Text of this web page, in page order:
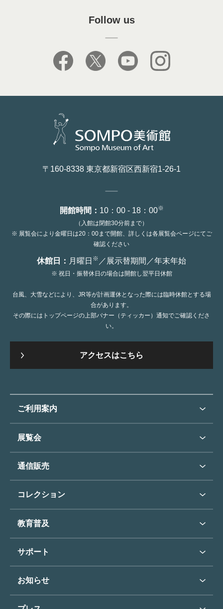
Follow us
〒160-8338 東京都新宿区西新宿1-26-1
開館時間： 10：00 - 18：00※
（入館は閉館30分前まで）
※ 展覧会により金曜日は20：00まで開館、詳しくは各展覧会ページにてご
確認ください
休館日： 月曜日 ※ ／展示替期間／年末年始
※ 祝日・振替休日の場合は開館し翌平日休館
台風、大雪などにより、JR等が計画運休となった際には臨時休館とする場
合があります。
その際にはトップページの上部バナー（ティッカー）通知でご確認くださ
い。
アクセスはこちら
ご利用案内
ご利用案内トップ
開館時間・休館日
アクセス
団体のご利用について
バリアフリー／小さなお子様
フロアマップ
展覧会
展覧会・イベントトップ
次回の展覧会
展覧会スケジュール
過去の展覧会
通信販売
通信販売トップ
コレクション
コレクショントップ
東郷青児
コレクションハイライト
教育普及
教育普及トップ
オンラインで美術鑑賞
博物館実習について
サポート
よくあるご質問
お知らせ
お知らせトップ